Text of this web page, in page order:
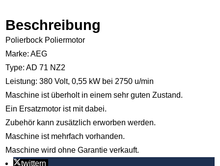
Beschreibung
Polierbock Poliermotor
Marke: AEG
Type: AD 71 NZ2
Leistung: 380 Volt, 0,55 kW bei 2750 u/min
Maschine ist überholt in einem sehr guten Zustand.
Ein Ersatzmotor ist mit dabei.
Zubehör kann zusätzlich erworben werden.
Maschine ist mehrfach vorhanden.
Maschine wird ohne Garantie verkauft.
twittern